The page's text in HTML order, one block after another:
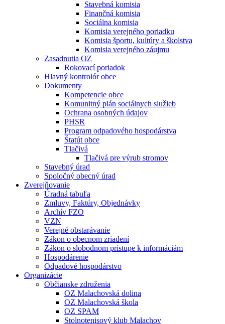
Stavebná komisia
Finančná komisia
Sociálna komisia
Komisia verejného poriadku
Komisia športu, kultúry a školstva
Komisia verejného záujmu
Zasadnutia OZ
Rokovací poriadok
Hlavný kontrolór obce
Dokumenty
Kompetencie obce
Komunitný plán sociálnych služieb
Ochrana osobných údajov
PHSR
Program odpadového hospodárstva
Štatút obce
Tlačivá
Tlačivá pre výrub stromov
Stavebný úrad
Spoločný obecný úrad
Zverejňovanie
Úradná tabuľa
Zmluvy, Faktúry, Objednávky
Archív FZO
VZN
Verejné obstarávanie
Zákon o obecnom zriadení
Zákon o slobodnom prístupe k informáciám
Hospodárenie
Odpadové hospodárstvo
Organizácie
Občianske združenia
OZ Malachovská dolina
OZ Malachovská škola
OZ SPAM
Stolnotenisový klub Malachov